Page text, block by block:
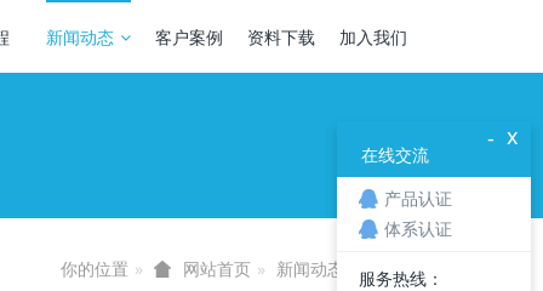
新闻动态 客户案例 资料下载 加入我们
你的位置 网站首页 新闻动态 行业资讯
x
-
在线交流
产品认证
体系认证
服务热线：